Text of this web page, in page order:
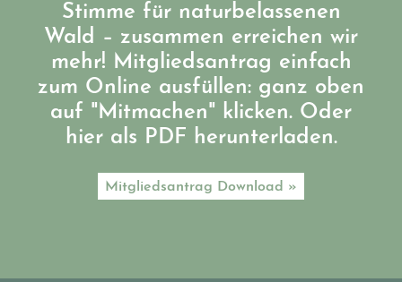
Stimme für naturbelassenen
Wald – zusammen erreichen wir
mehr! Mitgliedsantrag einfach
zum Online ausfüllen: ganz oben
auf "Mitmachen" klicken. Oder
hier als PDF herunterladen.
Mitgliedsantrag Download »